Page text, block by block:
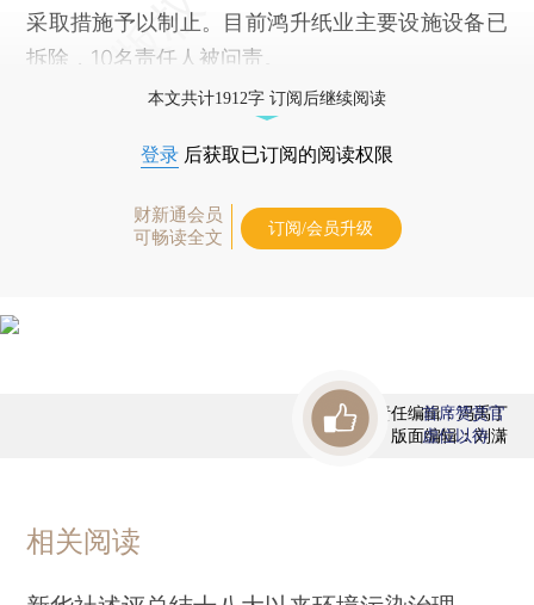
采取措施予以制止。目前鸿升纸业主要设施设备已
拆除，10名责任人被问责。
本文共计1912字 订阅后继续阅读
登录 后获取已订阅的阅读权限
财新通会员
可畅读全文
订阅/会员升级
责任编辑：冯禹丁
版面编辑：刘潇
首席赞赏官
虚位以待
相关阅读